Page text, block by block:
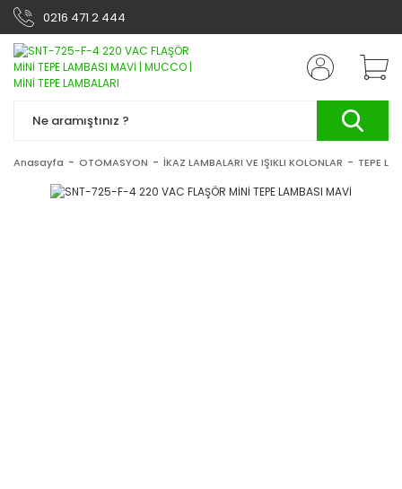
0216 471 2 444
Anasayfa OTOMASYON İKAZ LAMBALARI VE IŞIKLI KOLONLAR TEPE